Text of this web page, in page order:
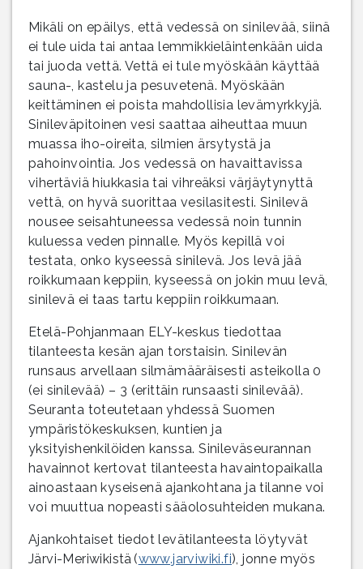
Mikäli on epäilys, että vedessä on sinilevää, siinä
ei tule uida tai antaa lemmikkieläintenkään uida
tai juoda vettä. Vettä ei tule myöskään käyttää
sauna-, kastelu ja pesuvetenä. Myöskään
keittäminen ei poista mahdollisia levämyrkkyjä.
Sinileväpitoinen vesi saattaa aiheuttaa muun
muassa iho-oireita, silmien ärsytystä ja
pahoinvointia. Jos vedessä on havaittavissa
vihertäviä hiukkasia tai vihreäksi värjäytynyttä
vettä, on hyvä suorittaa vesilasitesti. Sinilevä
nousee seisahtuneessa vedessä noin tunnin
kuluessa veden pinnalle. Myös kepillä voi
testata, onko kyseessä sinilevä. Jos levä jää
roikkumaan keppiin, kyseessä on jokin muu levä,
sinilevä ei taas tartu keppiin roikkumaan.
Etelä-Pohjanmaan ELY-keskus tiedottaa
tilanteesta kesän ajan torstaisin. Sinilevän
runsaus arvellaan silmämääräisesti asteikolla 0
(ei sinilevää) – 3 (erittäin runsaasti sinilevää).
Seuranta toteutetaan yhdessä Suomen
ympäristökeskuksen, kuntien ja
yksityishenkilöiden kanssa. Sinileväseurannan
havainnot kertovat tilanteesta havaintopaikalla
ainoastaan kyseisenä ajankohtana ja tilanne voi
voi muuttua nopeasti sääolosuhteiden mukana.
Ajankohtaiset tiedot levätilanteesta löytyvät
Järvi-Meriwikistä (www.jarviwiki.fi), jonne myös